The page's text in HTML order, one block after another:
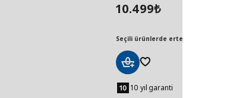
10.499₺
Seçili ürünlerde ertesi gün teslimat fırsatı!
Ekle 10 yıl garanti